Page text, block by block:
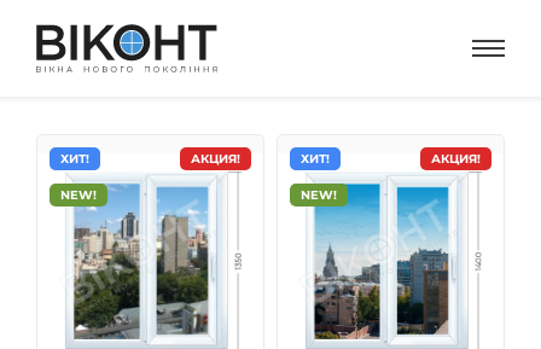
АКЦИЯ!
ХИТ!
NEW!
АКЦИЯ!
ХИТ!
NEW!